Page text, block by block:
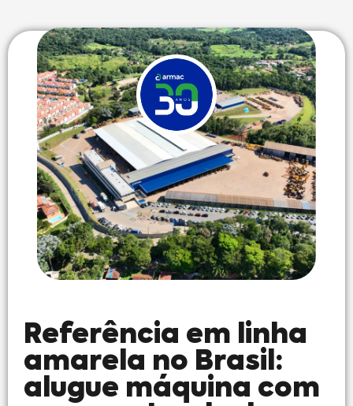
Referência em linha
amarela no Brasil:
alugue máquina com